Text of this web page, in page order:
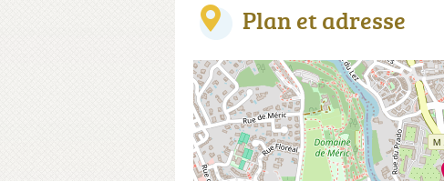
Plan et adresse